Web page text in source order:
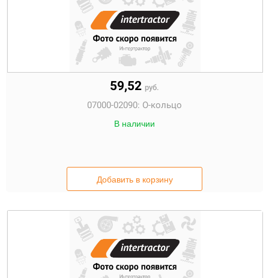
59,52 руб.
07000-02090: О-кольцо
В наличии
Добавить в корзину